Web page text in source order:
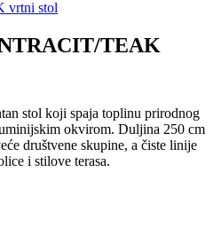
TEAK
stol koji spaja toplinu prirodnog
okvirom. Duljina 250 cm
društvene skupine, a čiste linije
i stilove terasa.